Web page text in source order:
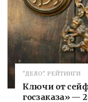
"ДЕЛО". РЕЙТИНГИ
Ключи от
госзаказа» —